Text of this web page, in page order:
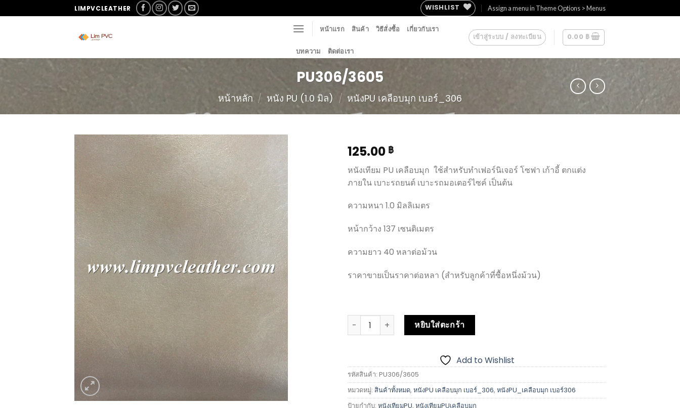
LIMPVCLEATHER WISHLIST Assign a menu in Theme Options > Menus
หน้าแรก สินค้า วิธีสั่งซื้อ เกี่ยวกับเรา
บทความ ติดต่อเรา
เข้าสู่ระบบ / ลงทะเบียน 0.00 ฿
PU306/3605
หน้าหลัก / หนัง PU (1.0 มิล) / หนังPU เคลือบมุก เบอร์_306
Add to
Wishlist
125.00 ฿
หนังเทียม PU เคลือบมุก ใช้สำหรับทำเฟอร์นิเจอร์ โซฟา เก้าอี้ ตกแต่ง
ภายใน เบาะรถยนต์ เบาะรถมอเตอร์ไซค์ เป็นต้น
ความหนา 1.0 มิลลิเมตร
หน้ากว้าง 137 เซนติเมตร
ความยาว 40 หลาต่อม้วน
ราคาขายเป็นราคาต่อหลา (สำหรับลูกค้าที่ซื้อหนึ่งม้วน)
หยิบใส่ตะกร้า
Add to Wishlist
รหัสสินค้า: PU306/3605
หมวดหมู่: สินค้าทั้งหมด, หนังPU เคลือบมุก เบอร์_306, หนังPU_เคลือบมุก เบอร์306
ป้ายกำกับ: หนังเทียมPU, หนังเทียมPUเคลือบมุก